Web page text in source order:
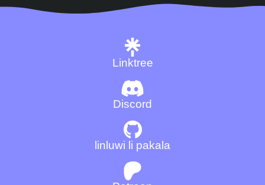
Discord
Linktree
linluwi li pakala